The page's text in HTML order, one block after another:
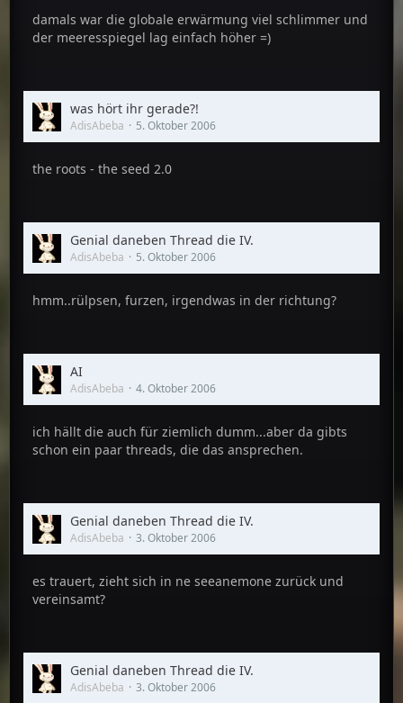
damals war die globale erwärmung viel schlimmer und
der meeresspiegel lag einfach höher =)
was hört ihr gerade?!
AdisAbeba 5. Oktober 2006
the roots - the seed 2.0
Genial daneben Thread die IV.
AdisAbeba 5. Oktober 2006
hmm..rülpsen, furzen, irgendwas in der richtung?
AI
AdisAbeba 4. Oktober 2006
ich hällt die auch für ziemlich dumm...aber da gibts
schon ein paar threads, die das ansprechen.
Genial daneben Thread die IV.
AdisAbeba 3. Oktober 2006
es trauert, zieht sich in ne seeanemone zurück und
vereinsamt?
Genial daneben Thread die IV.
AdisAbeba 3. Oktober 2006